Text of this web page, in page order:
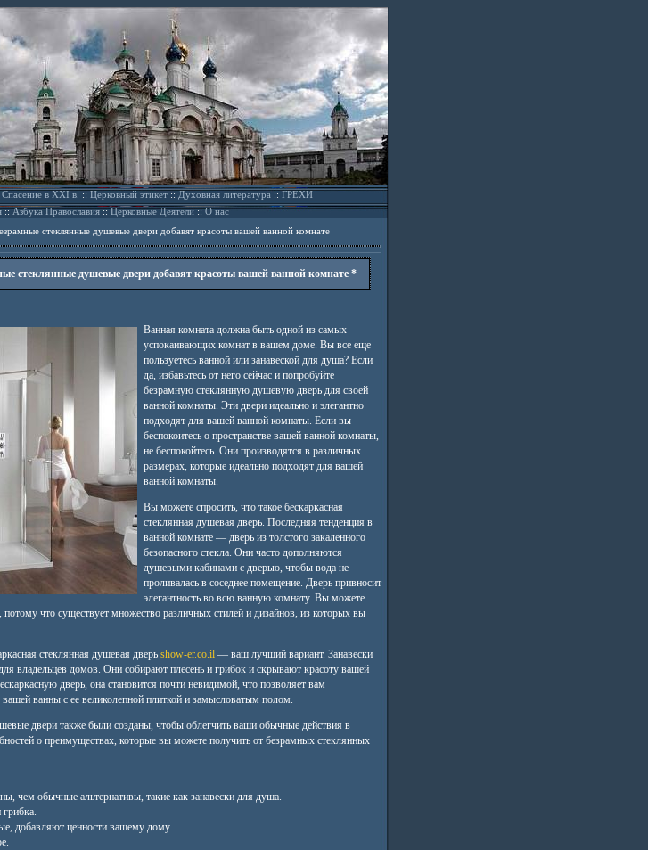
Спасение в XXI в.::Церковный этикет::Духовная литература::ГРЕХИ
::Азбука Православия::Церковные Деятели::О нас
стеклянные душевые двери добавят красоты вашей ванной комнате
стеклянные душевые двери добавят красоты вашей ванной комнате *
Ванная комната должна быть одной из самых
успокаивающих комнат в вашем доме. Вы все еще
пользуетесь ванной или занавеской для душа? Если
да, избавьтесь от него сейчас и попробуйте
безрамную стеклянную душевую дверь для своей
ванной комнаты. Эти двери идеально и элегантно
подходят для вашей ванной комнаты. Если вы
беспокоитесь о пространстве вашей ванной комнаты,
не беспокойтесь. Они производятся в различных
размерах, которые идеально подходят для вашей
ванной комнаты.
Вы можете спросить, что такое бескаркасная
стеклянная душевая дверь. Последняя тенденция в
ванной комнате — дверь из толстого закаленного
безопасного стекла. Они часто дополняются
душевыми кабинами с дверью, чтобы вода не
проливалась в соседнее помещение. Дверь привносит
элегантность во всю ванную комнату. Вы можете
потому что существует множество различных стилей и дизайнов, из которых вы
стеклянная душевая дверь show-er.co.il— ваш лучший вариант. Занавески
владельцев домов. Они собирают плесень и грибок и скрывают красоту вашей
дверь, она становится почти невидимой, что позволяет вам
вашей ванны с ее великолепной плиткой и замысловатым полом.
двери также были созданы, чтобы облегчить ваши обычные действия в
о преимуществах, которые вы можете получить от безрамных стеклянных
чем обычные альтернативы, такие как занавески для душа.
добавляют ценности вашему дому.